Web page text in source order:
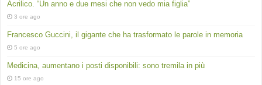
Acrilico. “Un anno e due mesi che non vedo mia figlia”
3 ore ago
Francesco Guccini, il gigante che ha trasformato le parole in memoria
5 ore ago
Medicina, aumentano i posti disponibili: sono tremila in più
15 ore ago